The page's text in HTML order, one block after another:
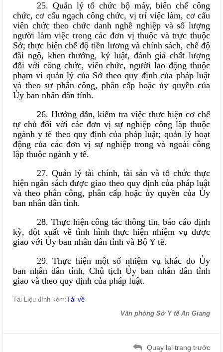
25. Quản lý tổ chức bộ máy, biên chế công
chức, cơ cấu ngạch công chức, vị trí việc làm, cơ cấu
viên chức theo chức danh nghề nghiệp và số lượng
người làm việc trong các đơn vị thuộc và trực thuộc
Sở; thực hiện chế độ tiền lương và chính sách, chế độ
đãi ngộ, khen thưởng, kỷ luật, đánh giá chất lượng
đối với công chức, viên chức, người lao động thuộc
phạm vi quản lý của Sở theo quy định của pháp luật
và theo sự phân công, phân cấp hoặc ủy quyền của
Ủy ban nhân dân tỉnh.
26. Hướng dẫn, kiểm tra việc thực hiện cơ chế
tự chủ đối với các đơn vị sự nghiệp công lập thuộc
ngành y tế theo quy định của pháp luật; quản lý hoạt
động của các đơn vị sự nghiệp trong và ngoài công
lập thuộc ngành y tế.
27. Quản lý tài chính, tài sản và tổ chức thực
hiện ngân sách được giao theo quy định của pháp luật
và theo phân công, phân cấp hoặc ủy quyền của Ủy
ban nhân dân tỉnh.
28. Thực hiện công tác thông tin, báo cáo định
kỳ, đột xuất về tình hình thực hiện nhiệm vụ được
giao với Ủy ban nhân dân tỉnh và Bộ Y tế.
29. Thực hiện một số nhiệm vụ khác do Ủy
ban nhân dân tỉnh, Chủ tịch Ủy ban nhân dân tỉnh
giao và theo quy định của pháp luật.
Tài Liệu đính kèm:Tải về
Văn phòng Sở Y tế An Giang
Quay lại trang trước